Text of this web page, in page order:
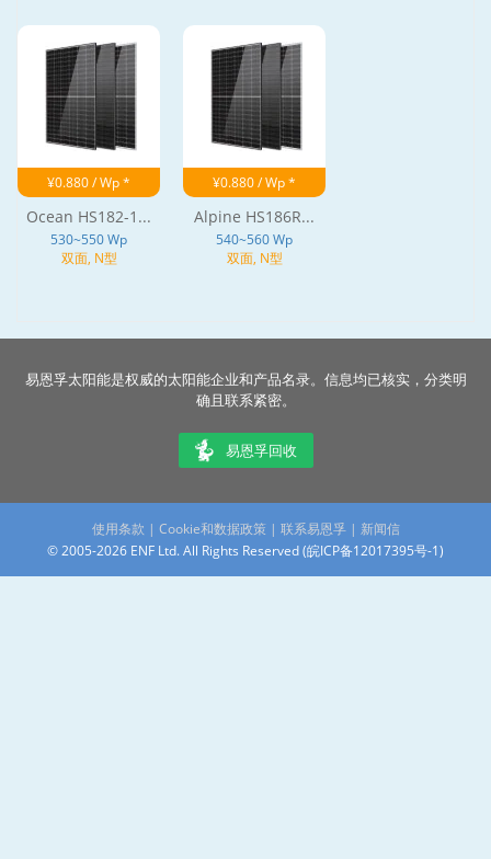
¥0.880 / Wp *
Ocean HS182-1...
530~550 Wp
双面, N型
¥0.880 / Wp *
Alpine HS186R...
540~560 Wp
双面, N型
易恩孚太阳能是权威的太阳能企业和产品名录。信息均已核实，分类明
确且联系紧密。
易恩孚回收
使用条款 | Cookie和数据政策| 联系易恩孚 | 新闻信
© 2005-2026 ENF Ltd. All Rights Reserved (皖ICP备12017395号-1)